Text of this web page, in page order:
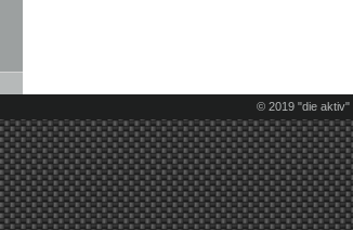
© 2019 "die aktiv"